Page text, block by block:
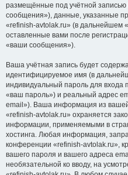
размещённые под учётной
сообщения»), данные, указанные
«refinish-avtolak.ru» (в дальнейшем
оставленные вами после
«ваши сообщения»).
Ваша учётная запись будет
идентифицируемое имя (в
индивидуальный пароль для входа
«ваш пароль») и реальный адрес
email»). Ваша информация из
«refinish-avtolak.ru» охраняется
информации, применяемыми в
хостинга. Любая информация,
конференции «refinish-avtolak.ru»,
вашего пароля и вашего адреса
необязательной ко вводу, на